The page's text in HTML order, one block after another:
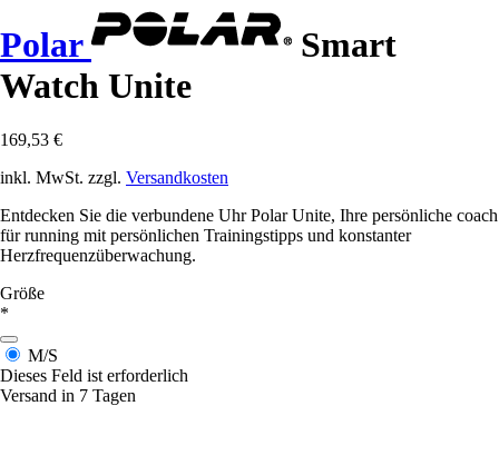
Polar
Smart
Watch Unite
169,53 €
inkl. MwSt. zzgl. Versandkosten
Entdecken Sie die verbundene Uhr Polar Unite, Ihre persönliche coach
für running mit persönlichen Trainingstipps und konstanter
Herzfrequenzüberwachung.
Größe
*
M/S
Dieses Feld ist erforderlich
Versand in 7 Tagen